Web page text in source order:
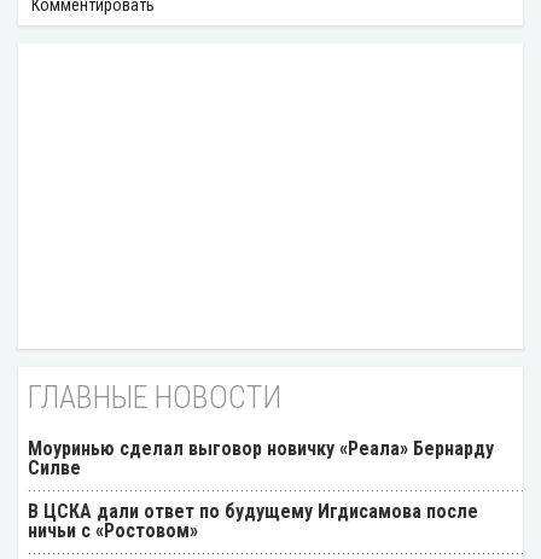
Комментировать
ГЛАВНЫЕ НОВОСТИ
Моуринью сделал выговор новичку «Реала» Бернарду
Силве
В ЦСКА дали ответ по будущему Игдисамова после
ничьи с «Ростовом»